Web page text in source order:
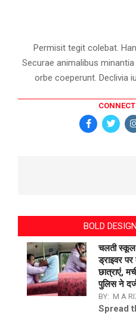
Permisit tegit colebat.
Securae animalibus
orbe coeperunt. Declivia
BOLD
चलती स्कूल
ड्राइवर
छात्राएं,
पुलिस ने
BY: M A
Spread